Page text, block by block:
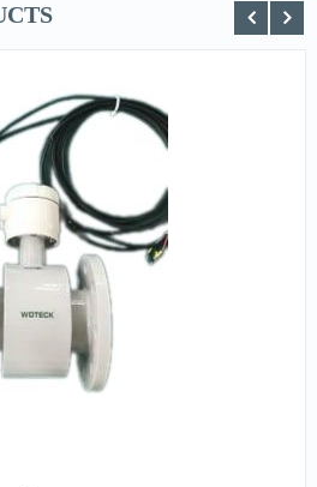
NHANH
CHI TIẾT